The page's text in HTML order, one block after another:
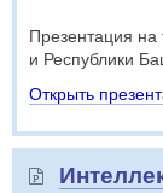
Презентация на
и Республики
Открыть